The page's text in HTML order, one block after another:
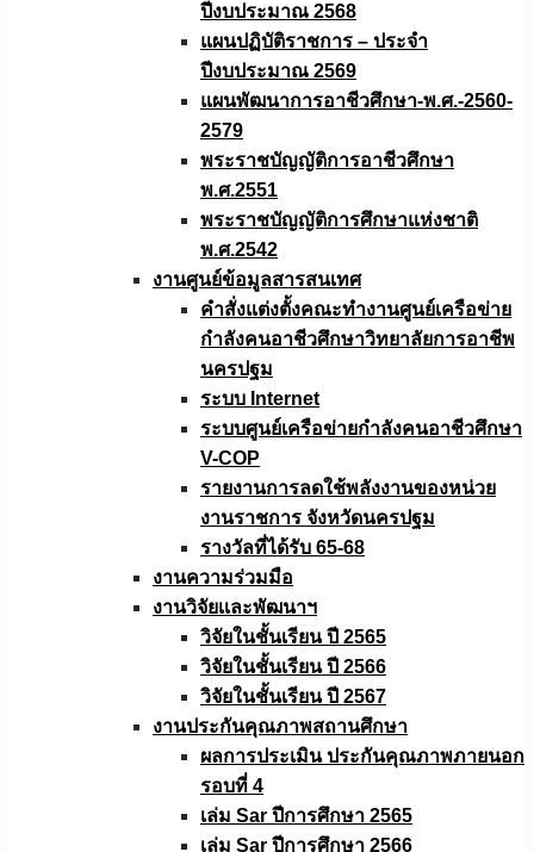
ปีงบประมาณ 2568
แผนปฏิบัติราชการ – ประจำ
ปีงบประมาณ 2569
แผนพัฒนาการอาชีวศึกษา-พ.ศ.-2560-
2579
พระราชบัญญัติการอาชีวศึกษา
พ.ศ.2551
พระราชบัญญัติการศึกษาแห่งชาติ
พ.ศ.2542
งานศูนย์ข้อมูลสารสนเทศ
คำสั่งแต่งตั้งคณะทำงานศูนย์เครือข่าย
กำลังคนอาชีวศึกษาวิทยาลัยการอาชีพ
นครปฐม
ระบบ Internet
ระบบศูนย์เครือข่ายกำลังคนอาชีวศึกษา
V-COP
รายงานการลดใช้พลังงานของหน่วย
งานราชการ จังหวัดนครปฐม
รางวัลที่ได้รับ 65-68
งานความร่วมมือ
งานวิจัยเเละพัฒนาฯ
วิจัยในชั้นเรียน ปี 2565
วิจัยในชั้นเรียน ปี 2566
วิจัยในชั้นเรียน ปี 2567
งานประกันคุณภาพสถานศึกษา
ผลการประเมิน ประกันคุณภาพภายนอก
รอบที่ 4
เล่ม Sar ปีการศึกษา 2565
เล่ม Sar ปีการศึกษา 2566